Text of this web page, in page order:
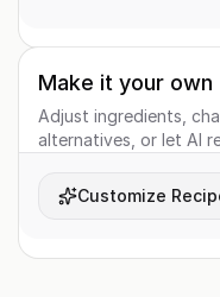
Make it your own
Adjust ingredients,
alternatives, or let AI
Customize